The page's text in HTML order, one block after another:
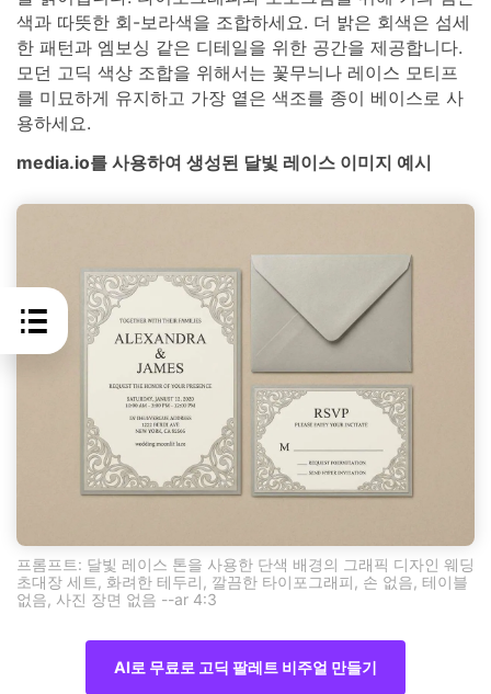
색과 따뜻한 회-보라색을 조합하세요. 더 밝은 회색은 섬세
한 패턴과 엠보싱 같은 디테일을 위한 공간을 제공합니다.
모던 고딕 색상 조합을 위해서는 꽃무늬나 레이스 모티프
를 미묘하게 유지하고 가장 옅은 색조를 종이 베이스로 사
용하세요.
media.io를 사용하여 생성된 달빛 레이스 이미지 예시
프롬프트: 달빛 레이스 톤을 사용한 단색 배경의 그래픽 디자인 웨딩
초대장 세트, 화려한 테두리, 깔끔한 타이포그래피, 손 없음, 테이블
없음, 사진 장면 없음 --ar 4:3
AI로 무료로 고딕 팔레트 비주얼 만들기